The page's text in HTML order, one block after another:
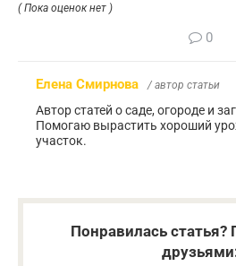
( Пока оценок нет )
0
Елена Смирнова / автор статьи
Автор статей о саде, огороде и
Помогаю вырастить хороший
участок.
Понравилась статья?